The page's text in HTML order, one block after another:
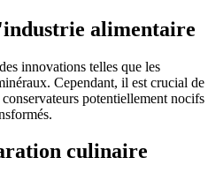
alimentaire
innovations telles que les
Cependant, il est crucial de
potentiellement nocifs
culinaire